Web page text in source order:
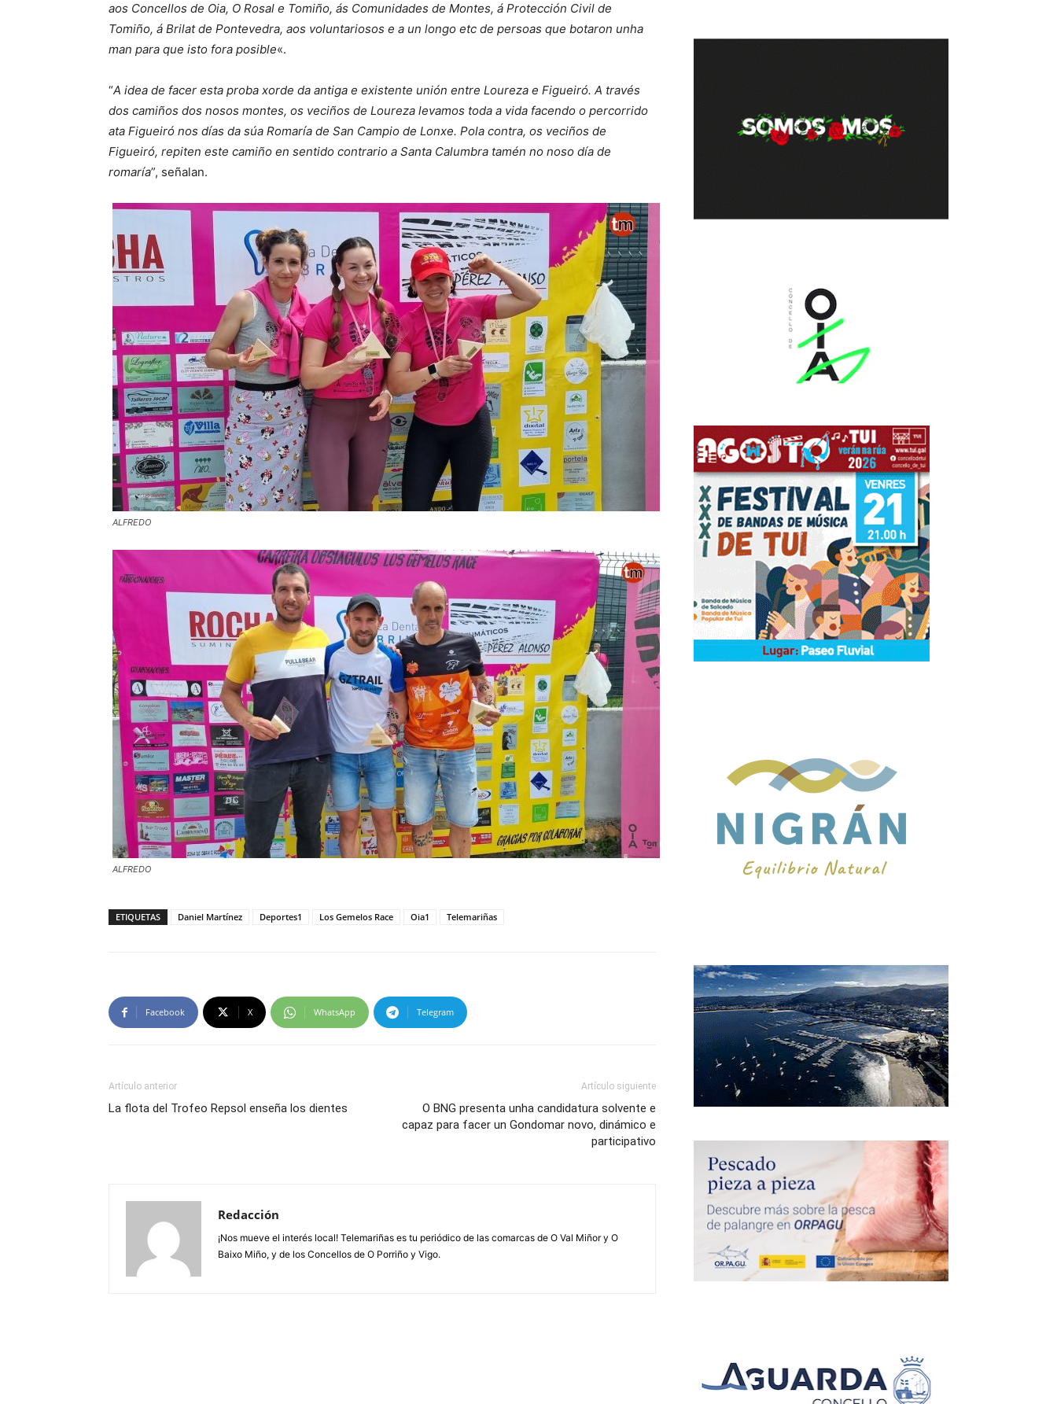
aos Concellos de Oia, O Rosal e Tomiño, ás Comunidades de Montes, á Protección Civil de
Tomiño, á Brilat de Pontevedra, aos voluntariosos e a un longo etc de persoas que botaron unha
man para que isto fora posible«.
“A idea de facer esta proba xorde da antiga e existente unión entre Loureza e Figueiró. A través
dos camiños dos nosos montes, os veciños de Loureza levamos toda a vida facendo o percorrido
ata Figueiró nos días da súa Romaría de San Campio de Lonxe. Pola contra, os veciños de
Figueiró, repiten este camiño en sentido contrario a Santa Calumbra tamén no noso día de
romaría”, señalan.
ALFREDO
ALFREDO
ETIQUETAS Daniel Martínez Deportes1 Los Gemelos Race Oia1 Telemariñas
Facebook X WhatsApp Telegram
Artículo anterior
La flota del Trofeo Repsol enseña los dientes
Artículo siguiente
O BNG presenta unha candidatura solvente e
capaz para facer un Gondomar novo, dinámico e
participativo
Redacción
¡Nos mueve el interés local! Telemariñas es tu periódico de las comarcas de O Val Miñor y O
Baixo Miño, y de los Concellos de O Porriño y Vigo.